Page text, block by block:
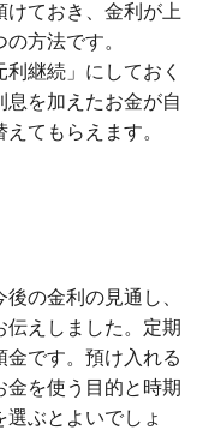
けておき、金利が上
方法です。
継続」にしておく
息を加えたお金が自
てもらえます。
の金利の見通し、
伝えしました。定期
です。預け入れる
金を使う目的と時期
ぶとよいでしょ